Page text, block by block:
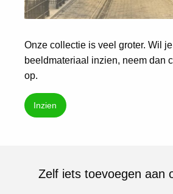
Onze collectie is veel groter. Wil
beeldmateriaal inzien, neem dan
op.
Inzien
Zelf iets toevoegen aan